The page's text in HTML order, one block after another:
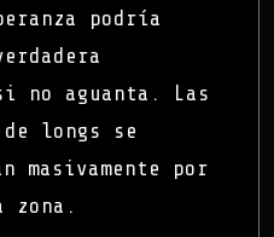
podría
no aguanta. Las
longs se
por
zona.